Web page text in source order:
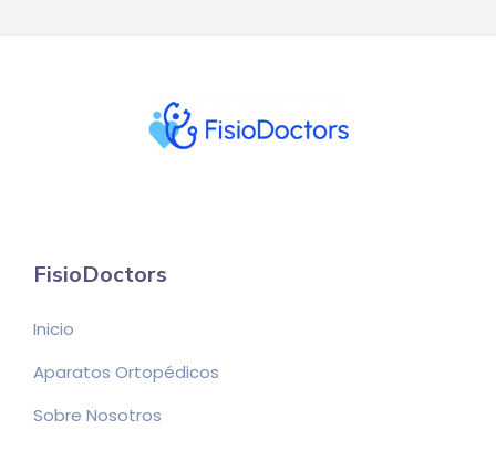
FisioDoctors
Inicio
Aparatos Ortopédicos
Sobre Nosotros